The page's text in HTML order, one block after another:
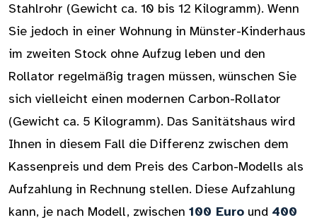
Stahlrohr (Gewicht ca. 10 bis 12 Kilogramm). Wenn
Sie jedoch in einer Wohnung in Münster-Kinderhaus
im zweiten Stock ohne Aufzug leben und den
Rollator regelmäßig tragen müssen, wünschen Sie
sich vielleicht einen modernen Carbon-Rollator
(Gewicht ca. 5 Kilogramm). Das Sanitätshaus wird
Ihnen in diesem Fall die Differenz zwischen dem
Kassenpreis und dem Preis des Carbon-Modells als
Aufzahlung in Rechnung stellen. Diese Aufzahlung
kann, je nach Modell, zwischen 100 Euro und 400